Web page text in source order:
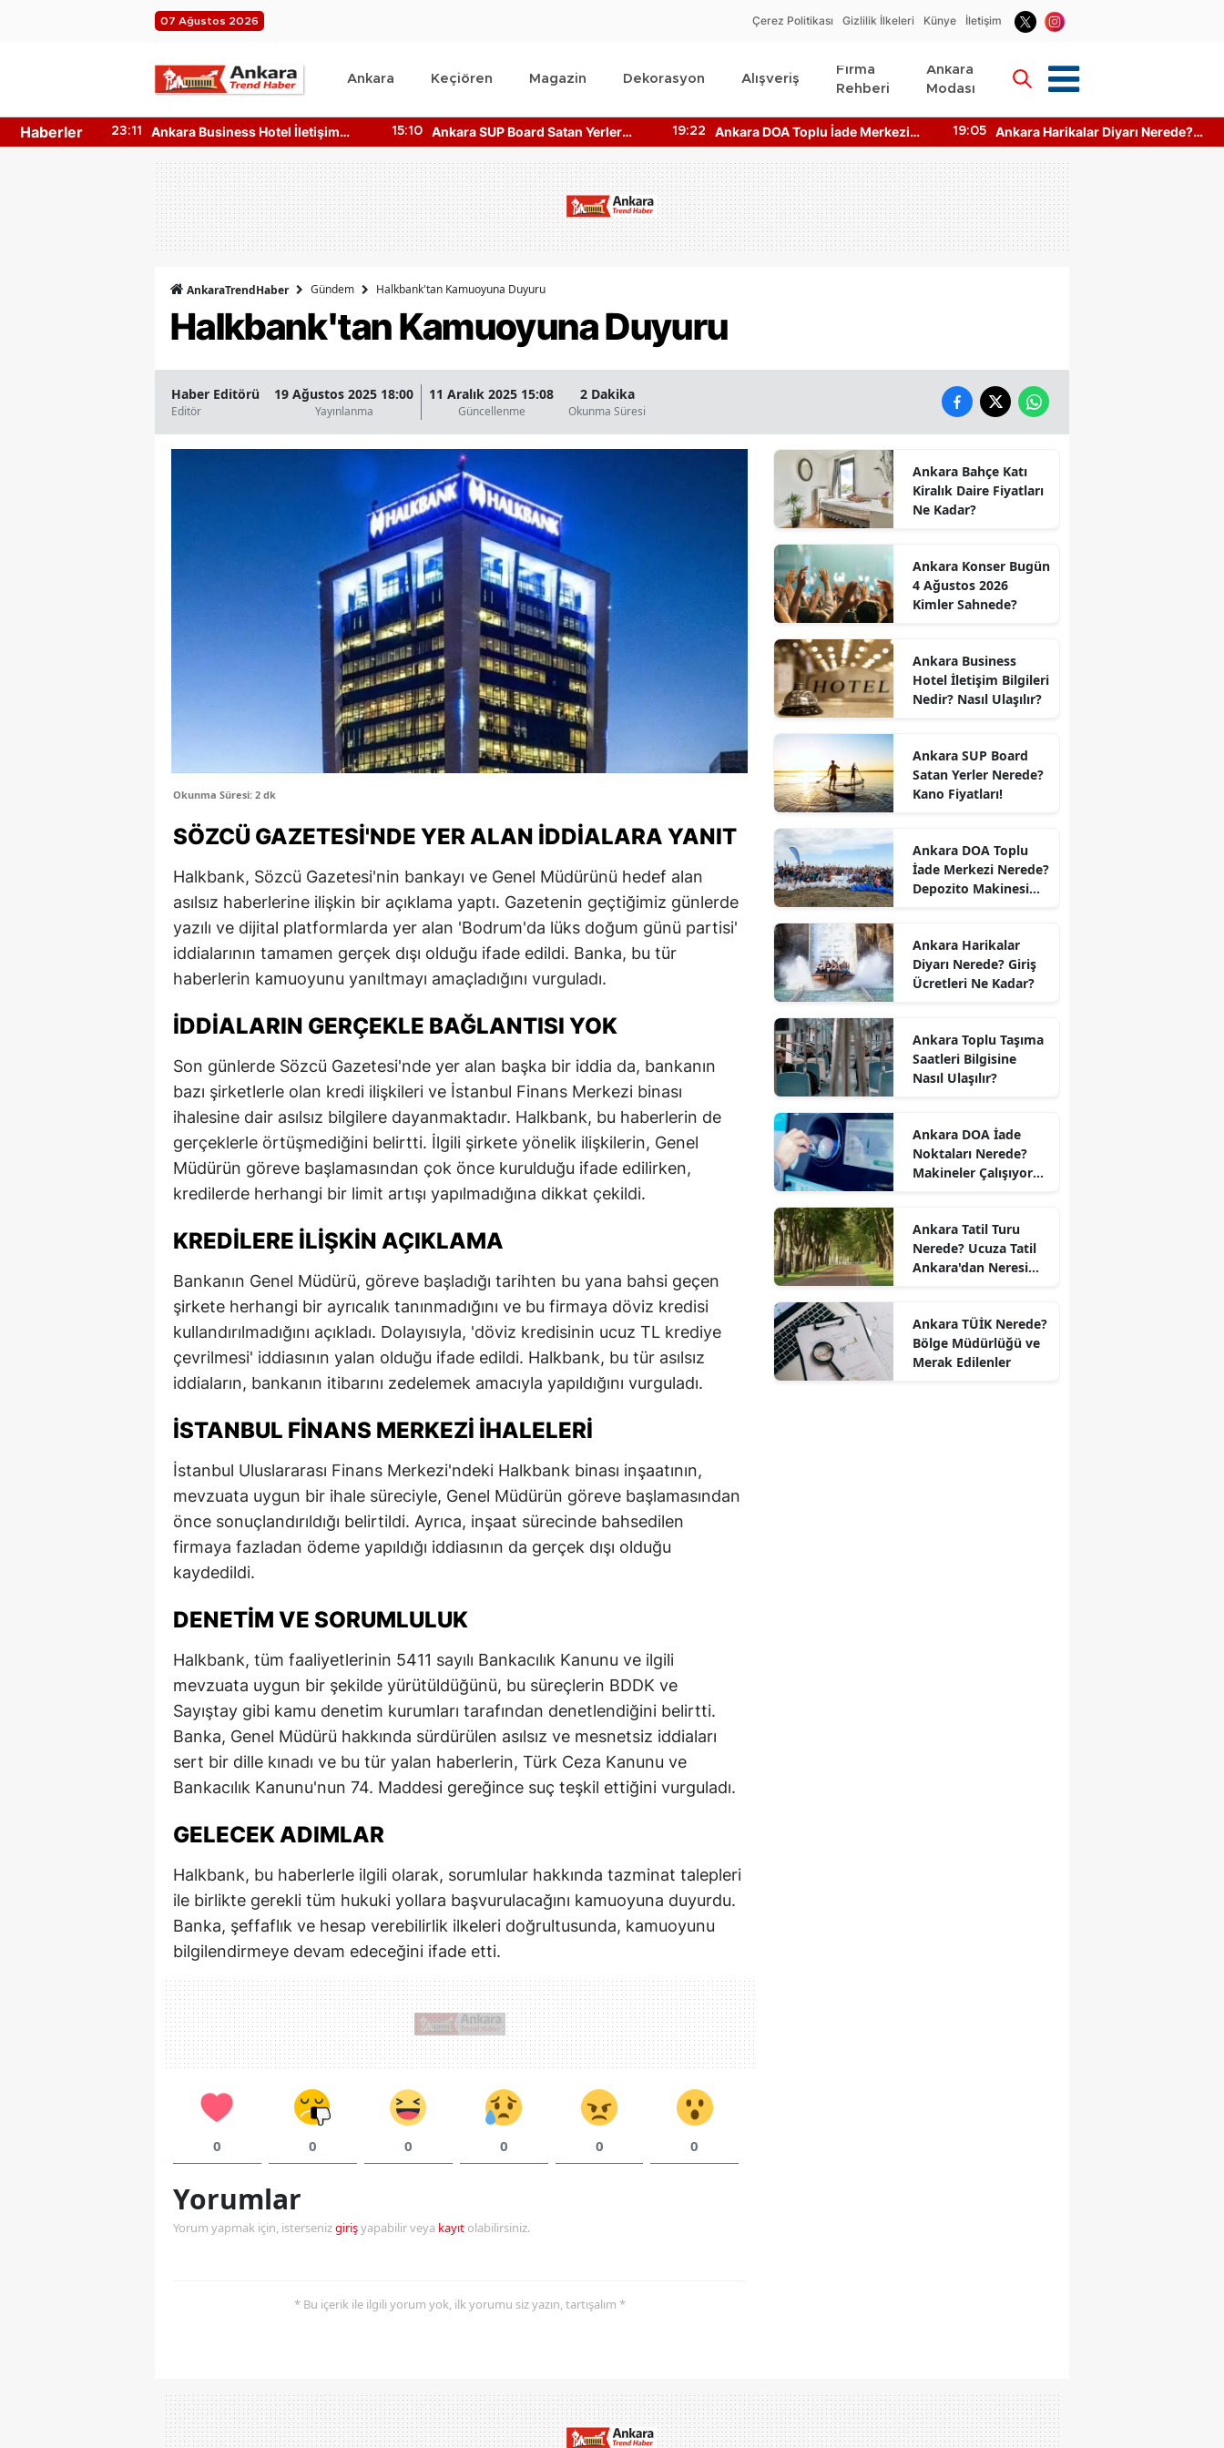
07 Ağustos 2026 Çerez Politikası Gizlilik İlkeleri Künye İletişim
Ankara Keçiören Magazin Dekorasyon Alışveriş
Firma
Rehberi
Ankara
Modası
Haberler
4 Ağustos
23:11
Ankara Business Hotel İletişim
Bilgileri Nedir? Nasıl Ulaşılır?
15:10
Ankara SUP Board Satan Yerler
Nerede? Kano Fiyatları!
19:22
Ankara DOA Toplu İade Merkezi
Nerede? Depozito Makinesi
Nerede?
19:05
Ankara Harikalar Diyarı Nerede?
Giriş Ücretleri Ne Kadar?
AnkaraTrendHaber Gündem Halkbank'tan Kamuoyuna Duyuru
Halkbank'tan Kamuoyuna Duyuru
Haber Editörü
Editör
19 Ağustos 2025 18:00
Yayınlanma
11 Aralık 2025 15:08
Güncellenme
2 Dakika
Okunma Süresi
Okunma Süresi: 2 dk
SÖZCÜ GAZETESI'NDE YER ALAN İDDIALARA YANIT
Halkbank, Sözcü Gazetesi'nin bankayı ve Genel Müdürünü hedef alan
asılsız haberlerine ilişkin bir açıklama yaptı. Gazetenin geçtiğimiz günlerde
yazılı ve dijital platformlarda yer alan 'Bodrum'da lüks doğum günü partisi'
iddialarının tamamen gerçek dışı olduğu ifade edildi. Banka, bu tür
haberlerin kamuoyunu yanıltmayı amaçladığını vurguladı.
İDDIALARIN GERÇEKLE BAĞLANTISI YOK
Son günlerde Sözcü Gazetesi'nde yer alan başka bir iddia da, bankanın
bazı şirketlerle olan kredi ilişkileri ve İstanbul Finans Merkezi binası
ihalesine dair asılsız bilgilere dayanmaktadır. Halkbank, bu haberlerin de
gerçeklerle örtüşmediğini belirtti. İlgili şirkete yönelik ilişkilerin, Genel
Müdürün göreve başlamasından çok önce kurulduğu ifade edilirken,
kredilerde herhangi bir limit artışı yapılmadığına dikkat çekildi.
KREDILERE İLIŞKIN AÇIKLAMA
Bankanın Genel Müdürü, göreve başladığı tarihten bu yana bahsi geçen
şirkete herhangi bir ayrıcalık tanınmadığını ve bu firmaya döviz kredisi
kullandırılmadığını açıkladı. Dolayısıyla, 'döviz kredisinin ucuz TL krediye
çevrilmesi' iddiasının yalan olduğu ifade edildi. Halkbank, bu tür asılsız
iddiaların, bankanın itibarını zedelemek amacıyla yapıldığını vurguladı.
İSTANBUL FINANS MERKEZI İHALELERI
İstanbul Uluslararası Finans Merkezi'ndeki Halkbank binası inşaatının,
mevzuata uygun bir ihale süreciyle, Genel Müdürün göreve başlamasından
önce sonuçlandırıldığı belirtildi. Ayrıca, inşaat sürecinde bahsedilen
firmaya fazladan ödeme yapıldığı iddiasının da gerçek dışı olduğu
kaydedildi.
DENETIM VE SORUMLULUK
Halkbank, tüm faaliyetlerinin 5411 sayılı Bankacılık Kanunu ve ilgili
mevzuata uygun bir şekilde yürütüldüğünü, bu süreçlerin BDDK ve
Sayıştay gibi kamu denetim kurumları tarafından denetlendiğini belirtti.
Banka, Genel Müdürü hakkında sürdürülen asılsız ve mesnetsiz iddiaları
sert bir dille kınadı ve bu tür yalan haberlerin, Türk Ceza Kanunu ve
Bankacılık Kanunu'nun 74. Maddesi gereğince suç teşkil ettiğini vurguladı.
GELECEK ADIMLAR
Halkbank, bu haberlerle ilgili olarak, sorumlular hakkında tazminat talepleri
ile birlikte gerekli tüm hukuki yollara başvurulacağını kamuoyuna duyurdu.
Banka, şeffaflık ve hesap verebilirlik ilkeleri doğrultusunda, kamuoyunu
bilgilendirmeye devam edeceğini ifade etti.
0 0 0 0 0 0
Yorumlar
Yorum yapmak için, istersenizgirişyapabilir veya kayıt olabilirsiniz.
* Bu içerik ile ilgili yorum yok, ilk yorumu siz yazın, tartışalım *
Ankara Bahçe Katı
Kiralık Daire Fiyatları
Ne Kadar?
Ankara Konser Bugün
4 Ağustos 2026
Kimler Sahnede?
Ankara Business
Hotel İletişim Bilgileri
Nedir? Nasıl Ulaşılır?
Ankara SUP Board
Satan Yerler Nerede?
Kano Fiyatları!
Ankara DOA Toplu
İade Merkezi Nerede?
Depozito Makinesi
Ankara Harikalar
Diyarı Nerede? Giriş
Ücretleri Ne Kadar?
Ankara Toplu Taşıma
Saatleri Bilgisine
Nasıl Ulaşılır?
Ankara DOA İade
Noktaları Nerede?
Makineler Çalışıyor
Ankara Tatil Turu
Nerede? Ucuza Tatil
Ankara'dan Neresi
Ankara TÜİK Nerede?
Bölge Müdürlüğü ve
Merak Edilenler